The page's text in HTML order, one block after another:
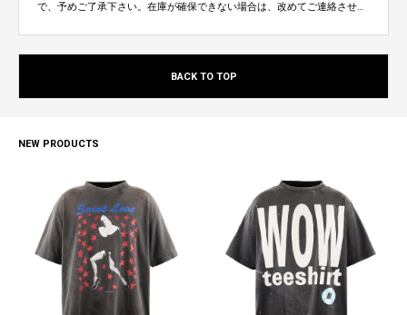
で、予めご了承下さい。在庫が確保できない場合は、改めてご連絡させて
BACK TO TOP
NEW PRODUCTS